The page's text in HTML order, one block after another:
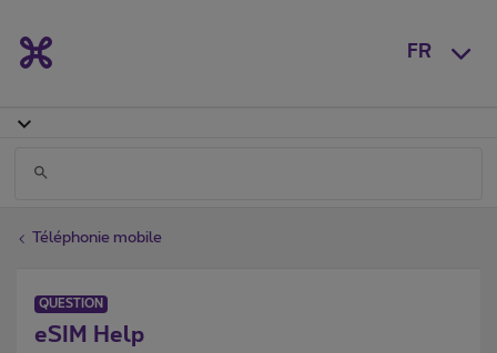
FR
Téléphonie mobile
QUESTION
eSIM Help